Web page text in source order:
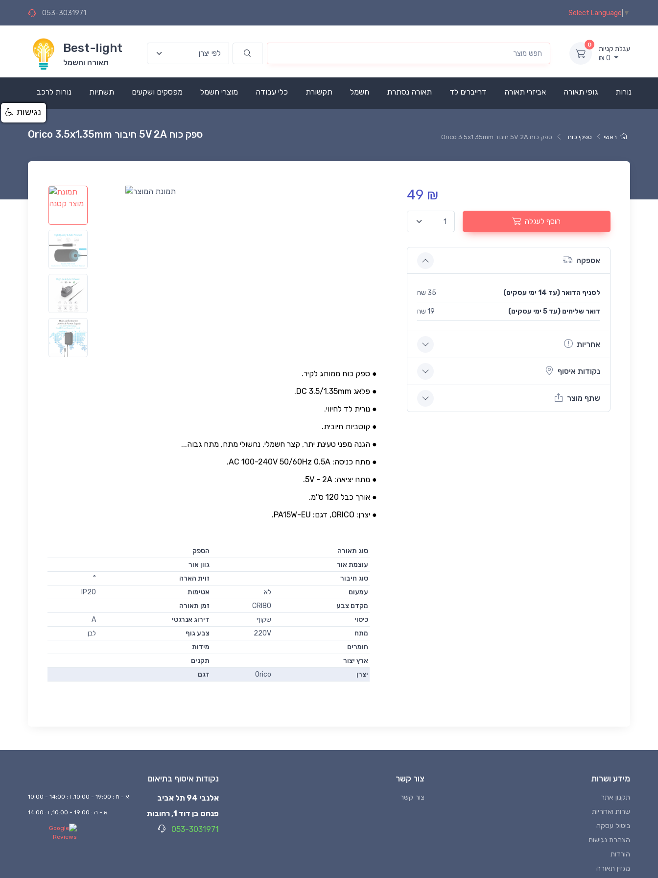
053-3031971 Select Language ▼
Best-light
תאורה וחשמל
0
עגלת קניות
₪ 0
נורות גופי תאורה אביזרי תאורה דרייברים לד תאורה נסתרת חשמל תקשורת כלי עבודה מוצרי חשמל מפסקים ושקעים תשתיות נורות לרכב
ספק כוח 5V 2A חיבור Orico 3.5x1.35mm ראשי ספקי כוח ספק כוח 5V 2A חיבור Orico 3.5x1.35mm
● ספק כוח ממותג לקיר.
● פלאג DC 3.5/1.35mm.
● נורית לד לחיווי.
● קוטביות חיובית.
● הגנה מפני טעינת יתר, קצר חשמלי, נחשולי מתח, מתח גבוה...
● מתח כניסה: AC 100-240V 50/60Hz 0.5A.
● מתח יציאה: 5V - 2A.
● אורך כבל 120 ס''מ.
● יצרן: ORICO, דגם: PA15W-EU.
49 ₪
הוסף לעגלה
אספקה
לסניף הדואר (עד 14 ימי עסקים) 35 שח
(עד 5 ימי עסקים) דואר שליחים 19 שח
אחריות
נקודות איסוף
שתף מוצר
סוג תאורה
הספק
עוצמת אור
גוון אור
סוג חיבור
זוית הארה
°
עמעום
לא אטימות
IP20
מקדם צבע
CRI80
זמן תאורה
כיסוי
שקוף דירוג אנרגטי
A
מתח
220V צבע גוף
לבן
חומרים
מידות
ארץ יצור
תקנים
יצרן
Orico דגם
מידע ושרות
תקנון אתר
שרות ואחריות
ביטול עסקה
הצהרת נגישות
הורדות
מגזין תאורה
צור קשר
צור קשר
נקודות איסוף בתיאום
אלנבי 94 תל אביב א - ה : 19:00 - 10:00, ו : 14:00 - 10:00
פנחס בן דוד 1, רחובות א - ה : 19:00 - 10:00, ו : 14:00
053-3031971
נגישות